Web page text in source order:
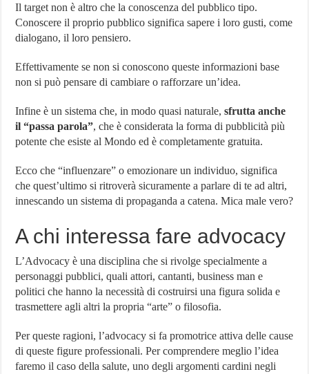
Il target non è altro che la conoscenza del pubblico tipo.
Conoscere il proprio pubblico significa sapere i loro gusti, come
dialogano, il loro pensiero.
Effettivamente se non si conoscono queste informazioni base
non si può pensare di cambiare o rafforzare un’idea.
Infine è un sistema che, in modo quasi naturale,sfrutta anche
il “passa parola”, che è considerata la forma di pubblicità più
potente che esiste al Mondo ed è completamente gratuita.
Ecco che “influenzare” o emozionare un individuo, significa
che quest’ultimo si ritroverà sicuramente a parlare di te ad altri,
innescando un sistema di propaganda a catena. Mica male vero?
A chi interessa fare advocacy
L’Advocacy è una disciplina che si rivolge specialmente a
personaggi pubblici, quali attori, cantanti, business man e
politici che hanno la necessità di costruirsi una figura solida e
trasmettere agli altri la propria “arte” o filosofia.
Per queste ragioni, l’advocacy si fa promotrice attiva delle cause
di queste figure professionali. Per comprendere meglio l’idea
faremo il caso della salute, uno degli argomenti cardini negli